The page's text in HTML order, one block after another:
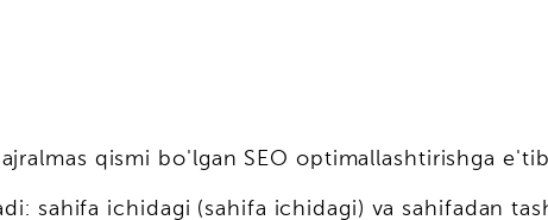
qismi bo'lgan SEO optimallashtirishga
sahifa ichidagi (sahifa ichidagi) va sahifadan